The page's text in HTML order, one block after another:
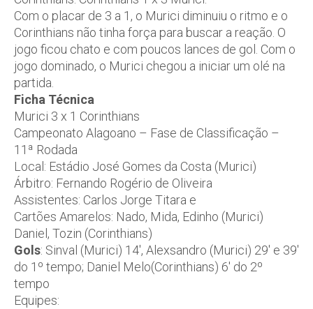
Com o placar de 3 a 1, o Murici diminuiu o ritmo e o
Corinthians não tinha força para buscar a reação. O
jogo ficou chato e com poucos lances de gol. Com o
jogo dominado, o Murici chegou a iniciar um olé na
partida.
Ficha Técnica
Murici 3 x 1 Corinthians
Campeonato Alagoano – Fase de Classificação –
11ª Rodada
Local: Estádio José Gomes da Costa (Murici)
Árbitro: Fernando Rogério de Oliveira
Assistentes: Carlos Jorge Titara e
Cartões Amarelos: Nado, Mida, Edinho (Murici)
Daniel, Tozin (Corinthians)
Gols: Sinval (Murici) 14′, Alexsandro (Murici) 29′ e 39′
do 1º tempo; Daniel Melo(Corinthians) 6′ do 2º
tempo
Equipes: